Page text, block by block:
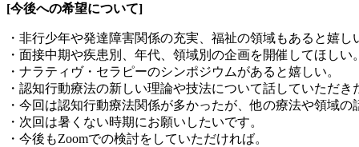
[今後への希望について]
・非行少年や発達障害関係の充実、福祉の領域もあると嬉し
・面接中期や疾患別、年代、領域別の企画を開催してほしい
・ナラティヴ・セラピーのシンポジウムがあると嬉しい。
・認知行動療法の新しい理論や技法について話していただき
・今回は認知行動療法関係が多かったが、他の療法や領域の
・次回は暑くない時期にお願いしたいです。
・今後もZoomでの検討をしていただければ。